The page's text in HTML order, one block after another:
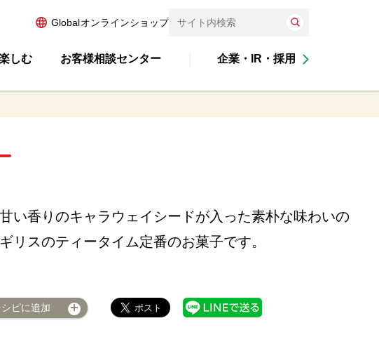
Globalオンラインショップ
しむ お客様相談センター 企業・IR・採用
い香りのキャラウェイシードが入った素朴な味わいの
リスのティータイム定番のお菓子です。
ピに追加